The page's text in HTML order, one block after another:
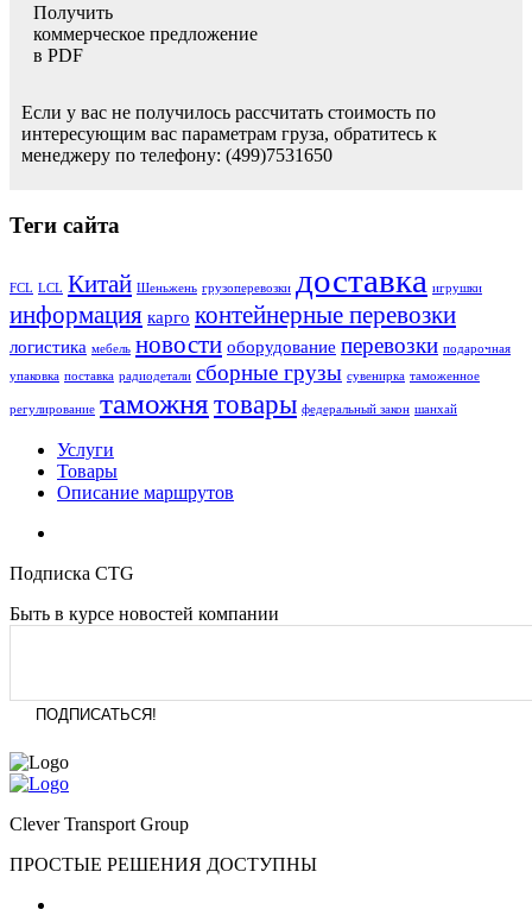
Получить
коммерческое предложение
в PDF
Если у вас не получилось рассчитать стоимость по
интересующим вас параметрам груза, обратитесь к
менеджеру по телефону: (499)7531650
Теги сайта
FCL LCL Китай Шеньжень грузоперевозки доставка игрушки
информация карго контейнерные перевозки
логистика мебель новости оборудование перевозки подарочная
упаковка поставка радиодетали сборные грузы сувенирка таможенное
регулирование таможнятовары федеральный закон шанхай
Услуги
Товары
Описание маршрутов
Подписка CTG
Быть в курсе новостей компании
Clever Transport Group
ПРОСТЫЕ РЕШЕНИЯ ДОСТУПНЫ